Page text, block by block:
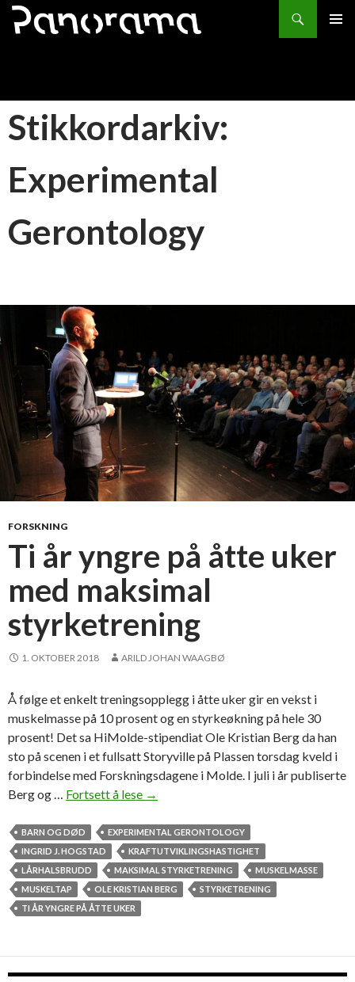
Søk
HOPP
Stikkordarkiv:
Experimental
Gerontology
FORSKNING
Ti år yngre på åtte uker
med maksimal
styrketrening
1. OKTOBER 2018 ARILD JOHAN WAAGBØ
Å følge et enkelt treningsopplegg i åtte uker gir en vekst i
muskelmasse på 10 prosent og en styrkeøkning på hele 30
prosent! Det sa HiMolde-stipendiat Ole Kristian Berg da han
sto på scenen i et fullsatt Storyville på Plassen torsdag kveld i
forbindelse med Forskningsdagene i Molde. I juli i år publiserte
Berg og … Fortsett å lese T
å
r
y
n
→
BARN OG DØD
EXPERIMENTAL GERONTOLOGY
INGRID J. HOGSTAD
KRAFTUTVIKLINGSHASTIGHET
LÅRHALSBRUDD
MAKSIMAL STYRKETRENING
MUSKELMASSE
MUSKELTAP
OLE KRISTIAN BERG
STYRKETRENING
TI ÅR YNGRE PÅ ÅTTE UKER